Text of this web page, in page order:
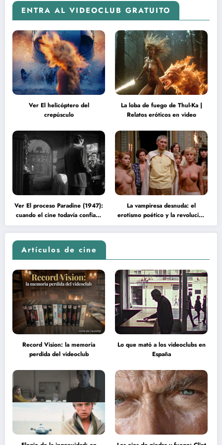
ENTRA AL VIDEOCLUB GRATUITO
Ver El helicóptero del
crepúsculo
La loba de fuego de Thul-Ka |
Relatos eróticos en video
Ver El proceso Paradine (1947):
cuando el cine todavía confiaba
en la inteligencia del espectador
La vampiresa desnuda: el
erotismo poético y la revolución
psicodélica de Jean Rollin
Artículos de cine
Record Vision: la memoria
perdida del videoclub
Lo que mató a los videoclubs en
España